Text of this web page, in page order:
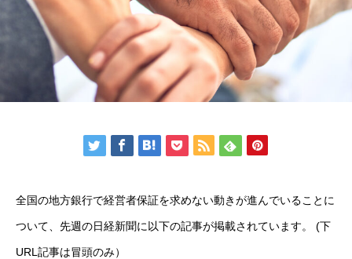
全国の地方銀行で経営者保証を求めない動きが進んでいることに
ついて、先週の日経新聞に以下の記事が掲載されています。 (下
URL記事は冒頭のみ）